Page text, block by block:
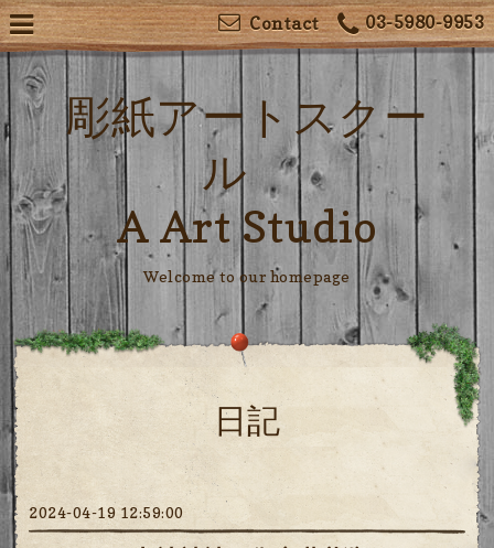
03-5980-9953
Contact
彫紙アートスクー
ル
A Art Studio
Welcome to our homepage
日記
2024-04-19 12:59:00